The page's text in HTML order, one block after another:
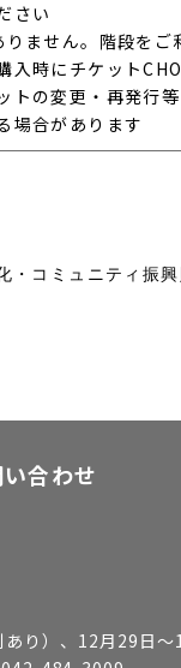
さい
ません。階段をご
入時にチケット
の変更・再発行
場合があります
・コミュニティ振興
合わせ
あり）、12月29日～